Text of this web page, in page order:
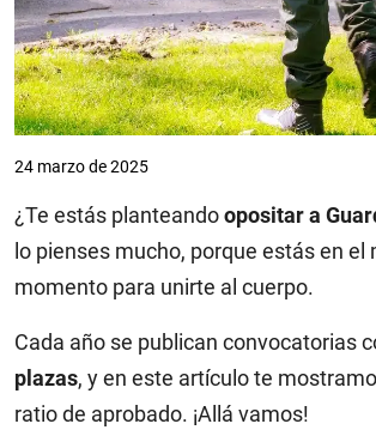
24 marzo de 2025
¿Te estás planteandoopositar a
lo pienses mucho, porque estás en el
momento para unirte al cuerpo.
Cada año se publican convocatorias
plazas, y en este artículo te
ratio de aprobado. ¡Allá vamos!